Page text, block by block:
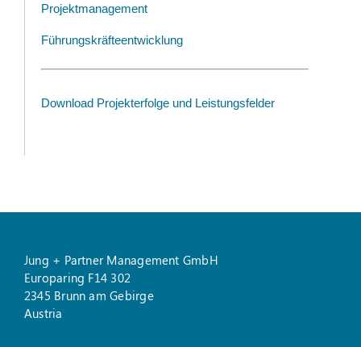
Projektmanagement
Führungskräfteentwicklung
Download Projekterfolge und Leistungsfelder
Jung + Partner Management GmbH
Europaring F14 302
2345 Brunn am Gebirge
Austria